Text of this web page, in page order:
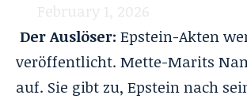
February 1, 2026
Der Auslöser: Epstein-Akten
veröffentlicht. Mette-Marits
auf. Sie gibt zu, Epstein nach